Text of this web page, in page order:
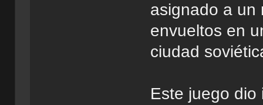
asignado a un
envueltos en
ciudad
Este juego dio